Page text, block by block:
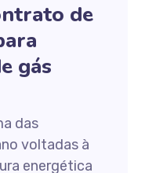
de
gás
das
voltadas à
energética